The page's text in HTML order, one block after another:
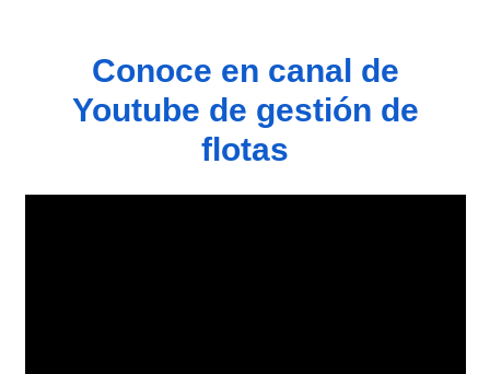
Conoce en canal de
Youtube de gestión de
flotas